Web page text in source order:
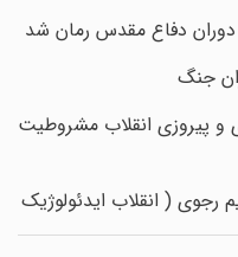
دفاع مقدس رمان شد
جنگ
پیروزی انقلاب مشروطیت
( انقلاب ایدئولوژیک